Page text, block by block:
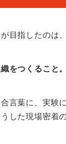
目指したのは
をつくること。
言葉に、実験
した現場密着